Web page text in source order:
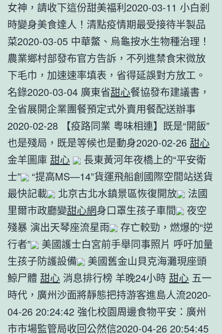
女神，請收下這份甜美福利2020-03-11 小白剎
時變身美食達人！清點疫情期最受接待半製品
菜2020-03-05 中華鱉、烏龜按水生物種治理！
農業鄉村部發布官方告訴，不列進禁食宋微放
下毛巾，加速速率填表，省得延誤對方放工。
名錄2020-03-04 廣東省甜心餐協發布建議書，
全省展開企業團餐預定式外賣用餐配送辦事
2020-02-28 【疫路同業 粵味相連】既是“開飯”
也是殘局，既是等候也是動身2020-02-26 甜心
金羊圖庫 甜心
長東黃河年夜橋上的“平安衛
士”
“提高MS—14”貨運飛船創國際空間站送貨
最快記載
北京古北水鎮景區恢復開放
法國
里爾市政廳變甜心網身口罩生孩子車間
夜空
殘暴 演出天琴座流星雨
存亡較勁，燃爆的“逆
行者”
美國護士白宮前手舉同事照片 呼吁加量
生孩子防護設備
美國舊金山貝克海灘現座頭
鯨尸體 甜心 消息排行榜 羊晚24小時 甜心 五一
時代，廣州沙面將靜態把持游客進島人流2020-
04-26 20:24:42 強化校園周邊食物平安：廣州
市市場監管局收回公然信2020-04-26 20:54:45